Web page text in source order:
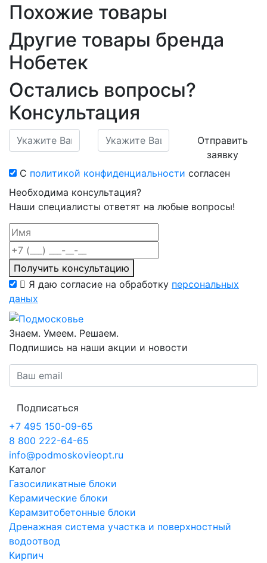
Похожие товары
Другие товары бренда
Нобетек
Остались вопросы?
Консультация
Отправить
заявку
С политикой конфиденциальности согласен
Необходима консультация?
Наши специалисты ответят на любые вопросы!
Получить консультацию
Я даю согласие на обработку персональных
даных
Знаем. Умеем. Решаем.
Подпишись на наши акции и новости
Подписаться
+7 495 150-09-65
8 800 222-64-65
info@podmoskovieopt.ru
Каталог
Газосиликатные блоки
Керамические блоки
Керамзитобетонные блоки
Дренажная система участка и поверхностный
водоотвод
Кирпич